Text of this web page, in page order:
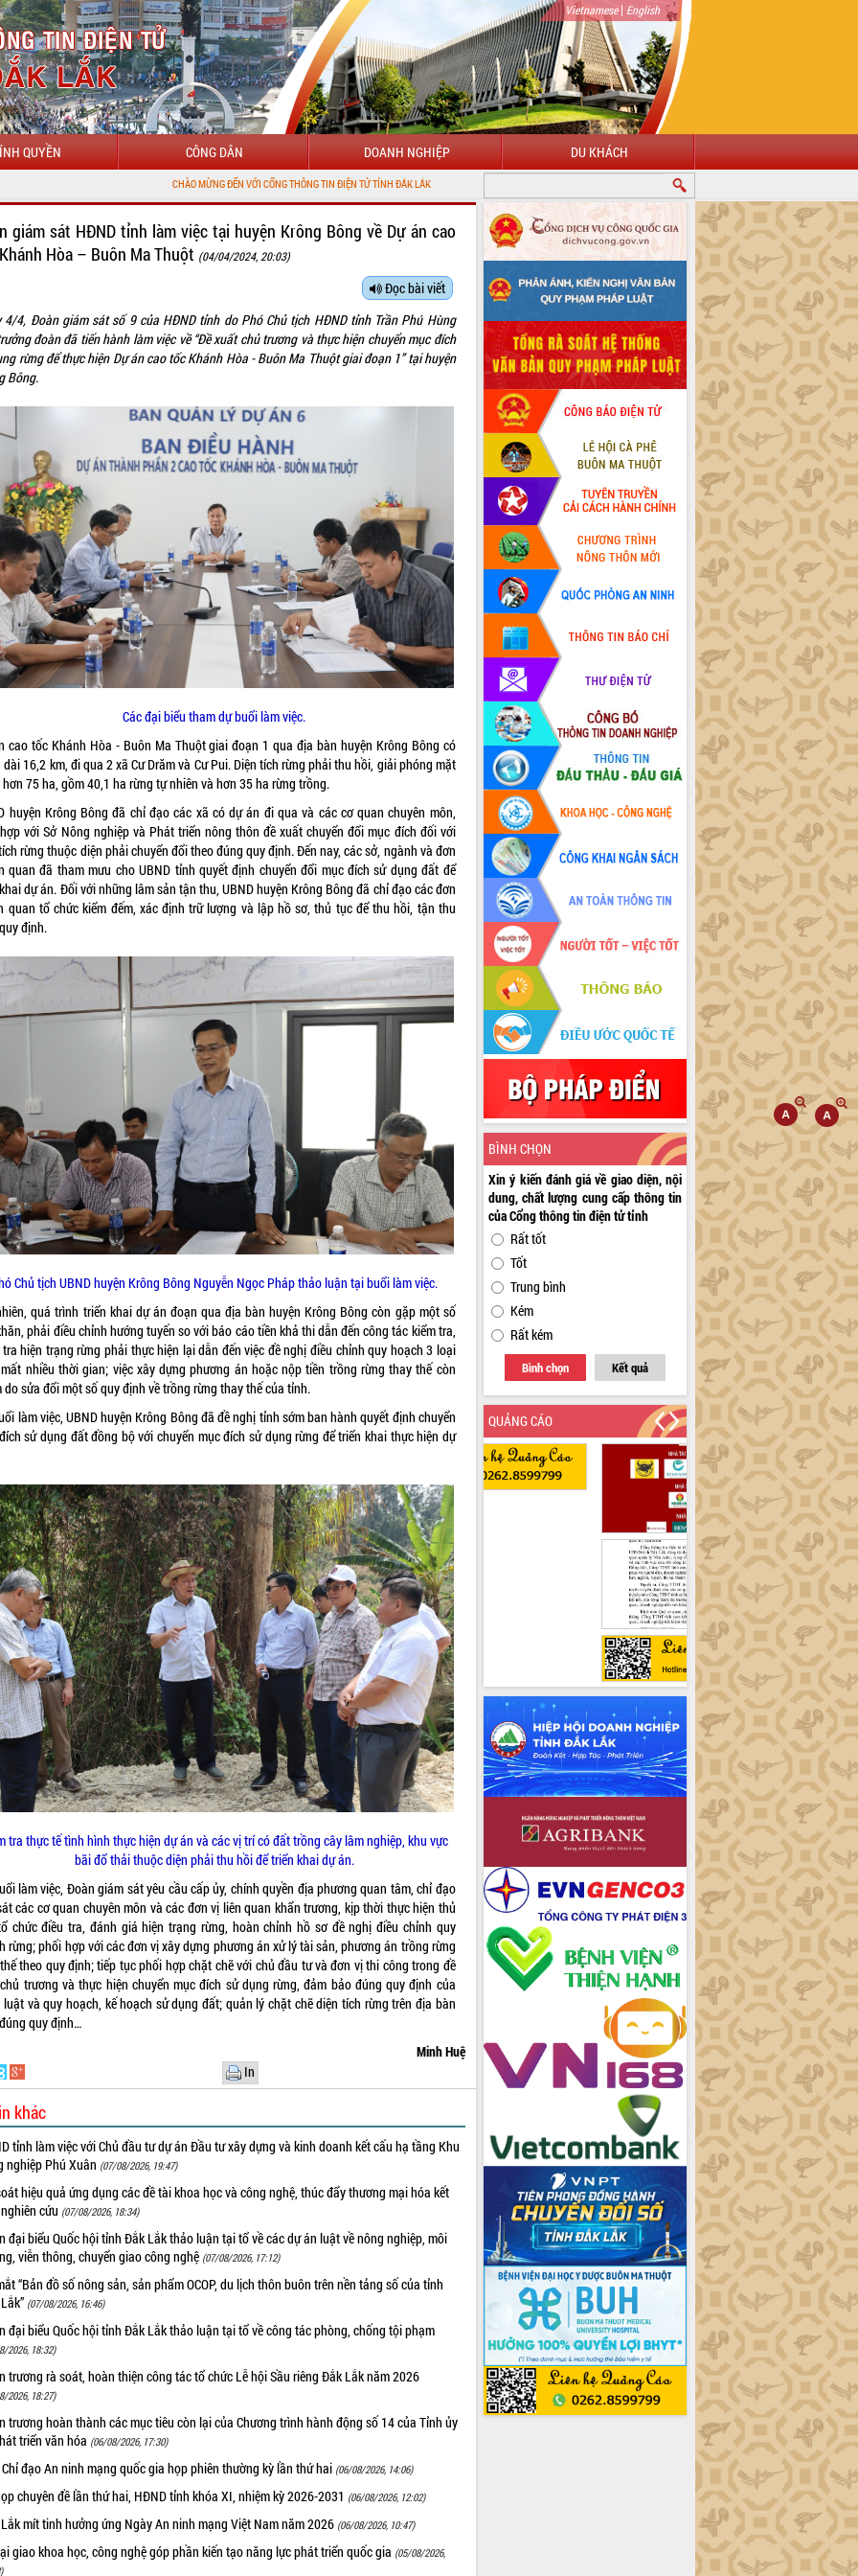
Vietnamese| English
QUYỀN CÔNG DÂN DOANH NGHIỆP DU KHÁCH
CHÀO MỪNG ĐẾN VỚI CỔNG THÔNG TIN ĐIỆN TỬ TỈNH ĐẮK LẮK
giám sát HĐND tỉnh làm việc tại huyện Krông Bông về Dự án cao
Hòa – Buôn Ma Thuột (04/04/2024, 20:03)
Đọc bài viết
4/4, Đoàn giám sát số 9 của HĐND tỉnh do Phó Chủ tịch HĐND tỉnh Trần Phú Hùng
đoàn đã tiến hành làm việc về “Đề xuất chủ trương và thực hiện chuyển mục đích
rừng để thực hiện Dự án cao tốc Khánh Hòa - Buôn Ma Thuột giai đoạn 1” tại huyện
Bông.
Các đại biểu tham dự buổi làm việc.
cao tốc Khánh Hòa - Buôn Ma Thuột giai đoạn 1 qua địa bàn huyện Krông Bông có
dài 16,2 km, đi qua 2 xã Cư Drăm và Cư Pui. Diện tích rừng phải thu hồi, giải phóng mặt
75 ha, gồm 40,1 ha rừng tự nhiên và hơn 35 ha rừng trồng.
huyện Krông Bông đã chỉ đạo các xã có dự án đi qua và các cơ quan chuyên môn,
với Sở Nông nghiệp và Phát triển nông thôn đề xuất chuyển đổi mục đích đối với
rừng thuộc diện phải chuyển đổi theo đúng quy định. Đến nay, các sở, ngành và đơn
quan đã tham mưu cho UBND tỉnh quyết định chuyển đổi mục đích sử dụng đất để
dự án. Đối với những lâm sản tận thu, UBND huyện Krông Bông đã chỉ đạo các đơn
quan tổ chức kiểm đếm, xác định trữ lượng và lập hồ sơ, thủ tục để thu hồi, tận thu
định.
Chủ tịch UBND huyện Krông Bông Nguyễn Ngọc Pháp thảo luận tại buổi làm việc.
quá trình triển khai dự án đoạn qua địa bàn huyện Krông Bông còn gặp một số
phải điều chỉnh hướng tuyến so với báo cáo tiền khả thi dẫn đến công tác kiểm tra,
hiện trạng rừng phải thực hiện lại dẫn đến việc đề nghị điều chỉnh quy hoạch 3 loại
nhiều thời gian; việc xây dựng phương án hoặc nộp tiền trồng rừng thay thế còn
do sửa đổi một số quy định về trồng rừng thay thế của tỉnh.
làm việc, UBND huyện Krông Bông đã đề nghị tỉnh sớm ban hành quyết định chuyển
sử dụng đất đồng bộ với chuyển mục đích sử dụng rừng để triển khai thực hiện dự
tra thực tế tình hình thực hiện dự án và các vị trí có đất trồng cây lâm nghiệp, khu vực
bãi đổ thải thuộc diện phải thu hồi để triển khai dự án.
làm việc, Đoàn giám sát yêu cầu cấp ủy, chính quyền địa phương quan tâm, chỉ đạo
các cơ quan chuyên môn và các đơn vị liên quan khẩn trương, kịp thời thực hiện thủ
chức điều tra, đánh giá hiện trạng rừng, hoàn chỉnh hồ sơ đề nghị điều chỉnh quy
rừng; phối hợp với các đơn vị xây dựng phương án xử lý tài sản, phương án trồng rừng
theo quy định; tiếp tục phối hợp chặt chẽ với chủ đầu tư và đơn vị thi công trong đề
trương và thực hiện chuyển mục đích sử dụng rừng, đảm bảo đúng quy định của
và quy hoạch, kế hoạch sử dụng đất; quản lý chặt chẽ diện tích rừng trên địa bàn
quy định…
Minh Huệ
In
khác
tỉnh làm việc với Chủ đầu tư dự án Đầu tư xây dựng và kinh doanh kết cấu hạ tầng Khu
nghiệp Phú Xuân (07/08/2026, 19:47)
hiệu quả ứng dụng các đề tài khoa học và công nghệ, thúc đẩy thương mại hóa kết
cứu (07/08/2026, 18:34)
đại biểu Quốc hội tỉnh Đắk Lắk thảo luận tại tổ về các dự án luật về nông nghiệp, môi
viễn thông, chuyển giao công nghệ (07/08/2026, 17:12)
“Bản đồ số nông sản, sản phẩm OCOP, du lịch thôn buôn trên nền tảng số của tỉnh
(07/08/2026, 16:46)
đại biểu Quốc hội tỉnh Đắk Lắk thảo luận tại tổ về công tác phòng, chống tội phạm
2026, 18:32)
trương rà soát, hoàn thiện công tác tổ chức Lễ hội Sầu riêng Đắk Lắk năm 2026
2026, 18:27)
trương hoàn thành các mục tiêu còn lại của Chương trình hành động số 14 của Tỉnh ủy
triển văn hóa (06/08/2026, 17:30)
đạo An ninh mạng quốc gia họp phiên thường kỳ lần thứ hai (06/08/2026, 14:06)
chuyên đề lần thứ hai, HĐND tỉnh khóa XI, nhiệm kỳ 2026-2031 (06/08/2026, 12:02)
mít tinh hưởng ứng Ngày An ninh mạng Việt Nam năm 2026 (06/08/2026, 10:47)
giao khoa học, công nghệ góp phần kiến tạo năng lực phát triển quốc gia (05/08/2026,
BÌNH CHỌN
Xin ý kiến đánh giá về giao diện, nội
dung, chất lượng cung cấp thông tin
của Cổng thông tin điện tử tỉnh
Rất tốt
Tốt
Trung bình
Kém
Rất kém
Bình chọn Kết quả
QUẢNG CÁO